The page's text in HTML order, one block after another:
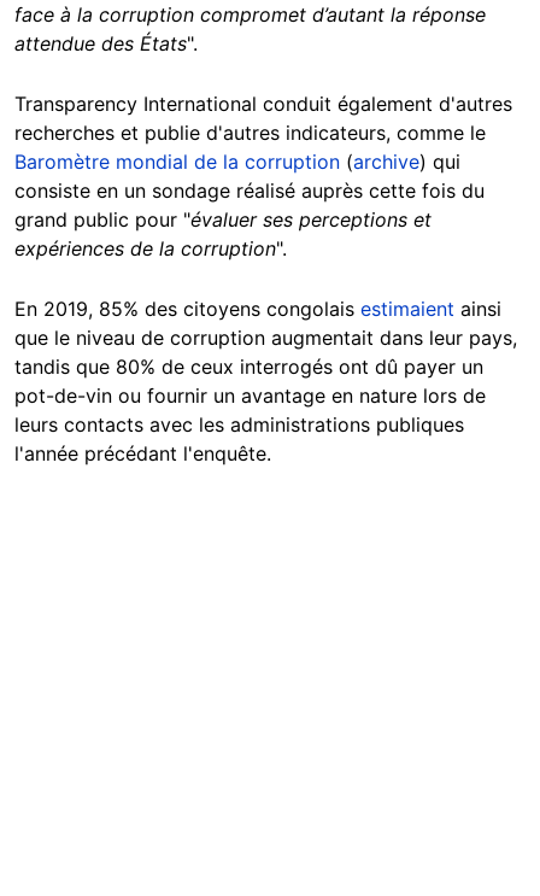
face à la corruption compromet d’autant la réponse
attendue des États".
Transparency International conduit également d'autres
recherches et publie d'autres indicateurs, comme le
Baromètre mondial de la corruption (archive) qui
consiste en un sondage réalisé auprès cette fois du
grand public pour "évaluer ses perceptions et
expériences de la corruption".
En 2019, 85% des citoyens congolais estimaient ainsi
que le niveau de corruption augmentait dans leur pays,
tandis que 80% de ceux interrogés ont dû payer un
pot-de-vin ou fournir un avantage en nature lors de
leurs contacts avec les administrations publiques
l'année précédant l'enquête.